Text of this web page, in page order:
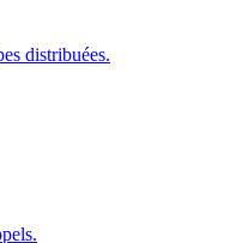
distribuées.